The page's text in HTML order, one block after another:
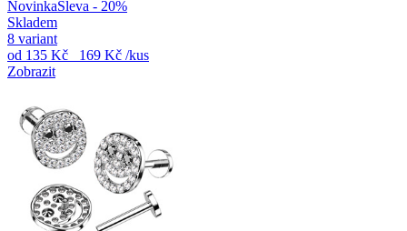
NovinkaSleva - 20%
Skladem
8 variant
od 135 Kč 169 Kč /kus
Zobrazit